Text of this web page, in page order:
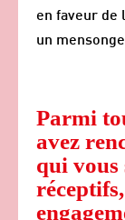
en faveur de
un
Parmi
avez
qui vous